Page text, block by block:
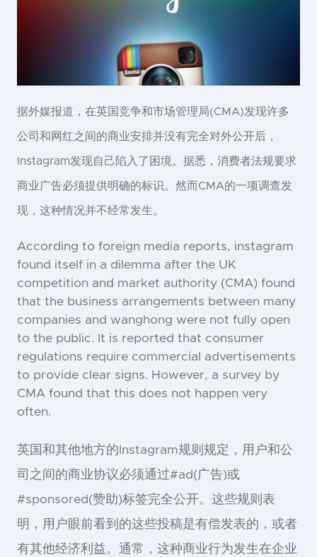
据外媒报道，在英国竞争和市场管理局(CMA)发现许多
公司和网红之间的商业安排并没有完全对外公开后，
Instagram发现自己陷入了困境。据悉，消费者法规要求
商业广告必须提供明确的标识。然而CMA的一项调查发
现，这种情况并不经常发生。
According to foreign media reports, instagram
found itself in a dilemma after the UK
competition and market authority (CMA) found
that the business arrangements between many
companies and wanghong were not fully open
to the public. It is reported that consumer
regulations require commercial advertisements
to provide clear signs. However, a survey by
CMA found that this does not happen very
often.
英国和其他地方的Instagram规则规定，用户和公
司之间的商业协议必须通过#ad(广告)或
#sponsored(赞助)标签完全公开。这些规则表
明，用户眼前看到的这些投稿是有偿发表的，或者
有其他经济利益。通常，这种商业行为发生在企业